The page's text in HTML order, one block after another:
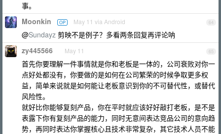
事。
64
Moonkin OP May 11 via Android
@Sundayz 剪映不是例子？多看两条回复再评论呐
65
zy445566 May 11
首先你要理解一件事情就是你和老板是一体的，公司衰败对你一
点好处都没有，你要做的是如何在公司繁荣的时候争取更多权
益，简单来说就是如何能让老板意识到你的不可替代性，或替代
风险性。
就好比你能够复刻产品，你在平时就应该好好敲打老板，是不是
表露下你有复刻产品的能力，同时无意间表达竞品公司的意向趋
势，再同时表达你掌握核心且技术非常复杂，其它技术人员不能